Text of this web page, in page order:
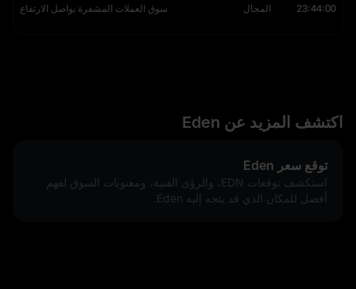
23:44:00
المجال
سوق العملات المشفرة يواصل الارتفاع
اكتشف المزيد عن Eden
توقع سعر Eden
استكشف توقعات EDN، والرؤى الفنية، ومعنويات السوق لفهم
أفضل للمكان الذي قد يتجه إليه Eden.